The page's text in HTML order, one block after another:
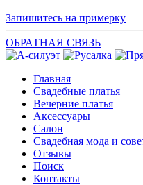
Запишитесь на примерку
ОБРАТНАЯ СВЯЗЬ
Главная
Свадебные платья
Вечерние платья
Аксессуары
Салон
Свадебная мода и
Отзывы
Поиск
Контакты